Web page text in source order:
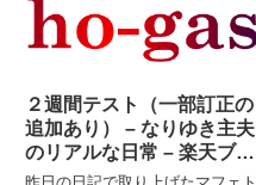
２週間テスト（一部訂正の
追加あり） – なりゆき主夫
のリアルな日常 – 楽天ブロ
グ（Blog）